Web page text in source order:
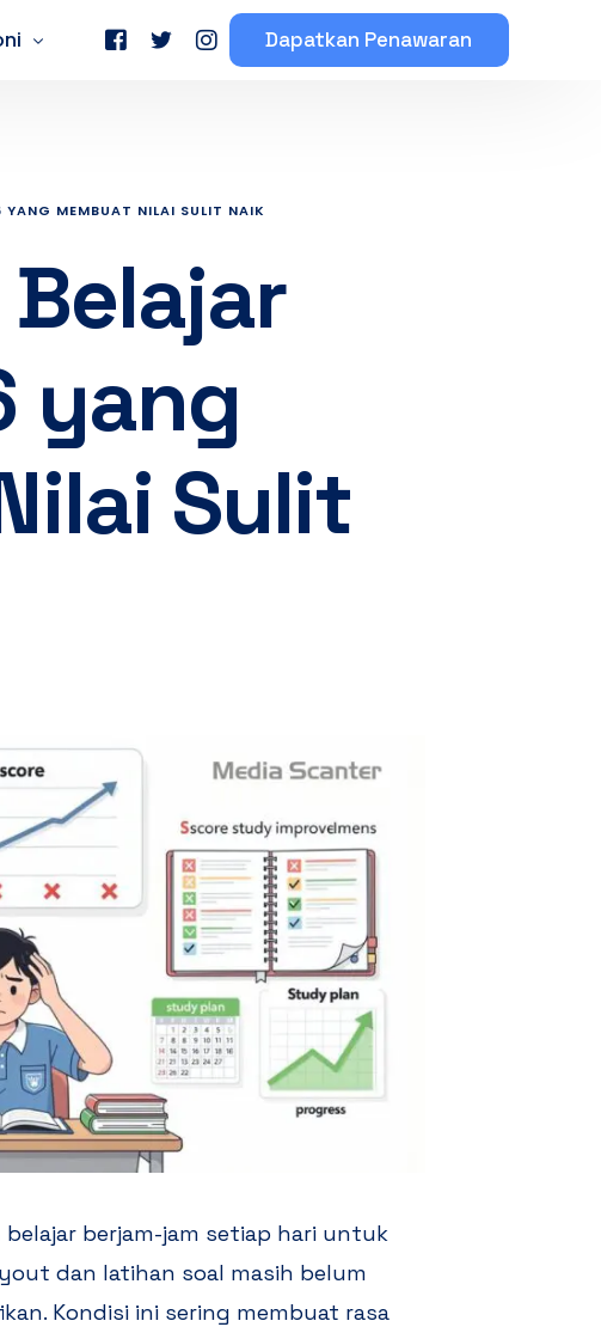
Dapatkan Penawaran
MEMBUAT NILAI SULIT NAIK
yang
Sulit
berjam-jam setiap hari untuk
dan latihan soal masih belum
Kondisi ini sering membuat rasa